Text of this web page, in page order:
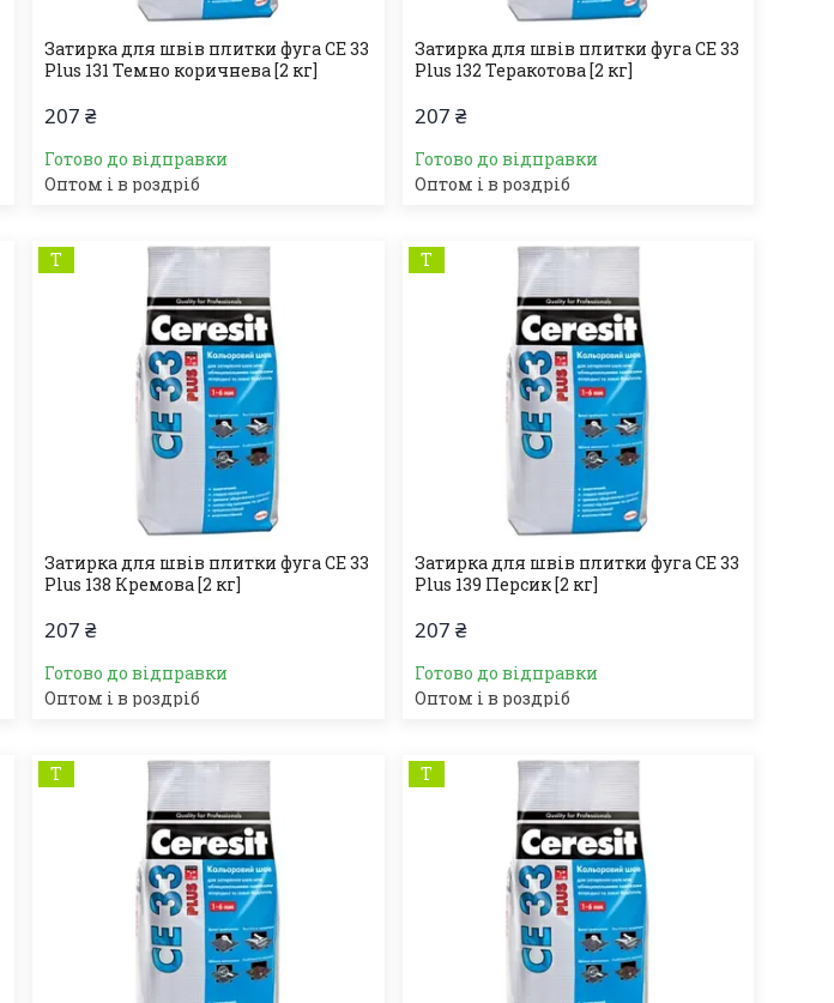
Затирка для швів плитки фуга СЕ 33
Plus 131 Темно коричнева [2 кг]
207 ₴
Готово до відправки
Оптом і в роздріб
Затирка для швів плитки фуга СЕ 33
Plus 132 Теракотова [2 кг]
207 ₴
Готово до відправки
Оптом і в роздріб
Т
Затирка для швів плитки фуга СЕ 33
Plus 138 Кремова [2 кг]
207 ₴
Готово до відправки
Оптом і в роздріб
Т
Затирка для швів плитки фуга СЕ 33
Plus 139 Персик [2 кг]
207 ₴
Готово до відправки
Оптом і в роздріб
Т Т